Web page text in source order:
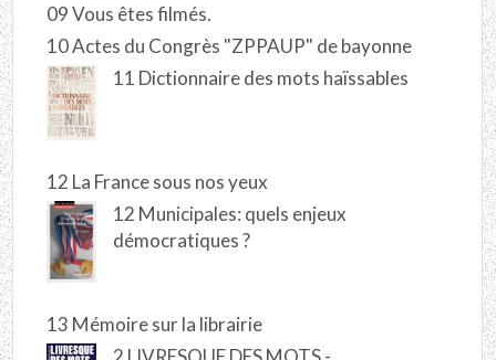
09 Vous êtes filmés.
10 Actes du Congrès "ZPPAUP" de bayonne
11 Dictionnaire des mots haïssables
12 La France sous nos yeux
12 Municipales: quels enjeux
démocratiques ?
13 Mémoire sur la librairie